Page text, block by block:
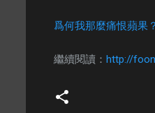
爲何我那麼痛恨蘋果？
繼續閱讀： http://